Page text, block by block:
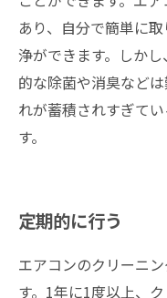
あり、自分で簡単に
浄ができます。しか
的な除菌や消臭など
れが蓄積されすぎて
す。
定期的に行う
エアコンのクリーニ
す。1年に1度以上、